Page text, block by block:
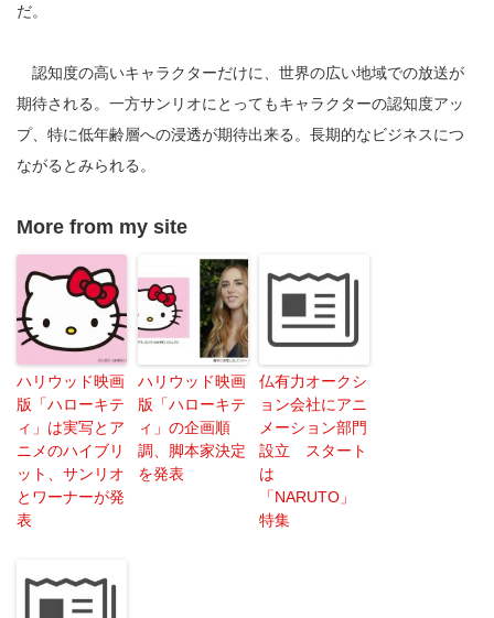
だ。
認知度の高いキャラクターだけに、世界の広い地域での放送が
期待される。一方サンリオにとってもキャラクターの認知度アッ
プ、特に低年齢層への浸透が期待出来る。長期的なビジネスにつ
ながるとみられる。
More from my site
ハリウッド映画
版「ハローキテ
ィ」は実写とア
ニメのハイブリ
ット、サンリオ
とワーナーが発
表
ハリウッド映画
版「ハローキテ
ィ」の企画順
調、脚本家決定
を発表
仏有力オークシ
ョン会社にアニ
メーション部門
設立 スタート
は
「NARUTO」
特集